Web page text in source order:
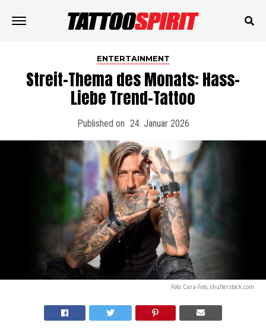
ENTERTAINMENT
Streit-Thema des Monats: Hass-
Liebe Trend-Tattoo
Published on 24. Januar 2026
Foto: Cara-Foto, shutterstock.com